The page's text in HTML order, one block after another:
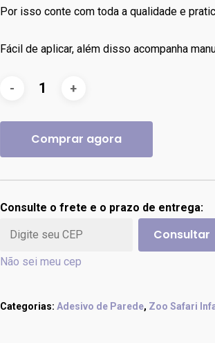
Por isso conte com toda a qualidade e
Fácil de aplicar, além disso acompanha
Comprar agora
Consulte o frete e o prazo de entrega:
Consultar
Não sei meu cep
Categorias: Adesivo de Parede, Zoo Safari